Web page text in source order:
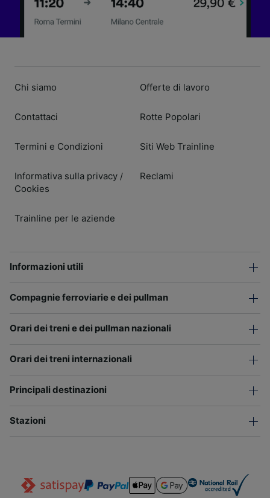
Chi siamo
Contattaci
Termini e Condizioni
Informativa sulla privacy /
Cookies
Trainline per le aziende
Offerte di lavoro
Rotte Popolari
Siti Web Trainline
Reclami
Informazioni utili
Compagnie ferroviarie e dei pullman
Orari dei treni e dei pullman nazionali
Orari dei treni internazionali
Principali destinazioni
Stazioni